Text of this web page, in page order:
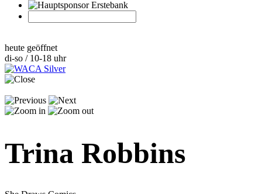
heute geöffnet
di-so / 10-18 uhr
Trina Robbins